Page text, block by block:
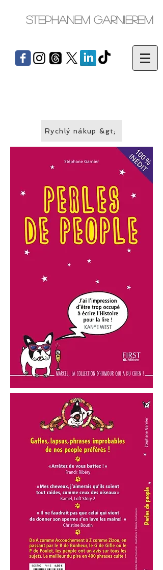
Stephanem Garnierem
Rychlý nákup &gt;